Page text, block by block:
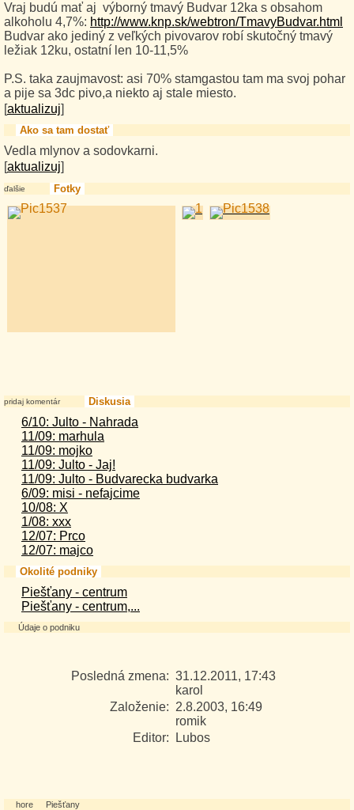
Vraj budú mať aj výborný tmavý Budvar 12ka s obsahom
alkoholu 4,7%: http://www.knp.sk/webtron/TmavyBudvar.html
Budvar ako jediný z veľkých pivovarov robí skutočný tmavý
ležiak 12ku, ostatní len 10-11,5%
P.S. taka zaujmavost: asi 70% stamgastou tam ma svoj pohar
a pije sa 3dc pivo,a niekto aj stale miesto.
[aktualizuj]
Ako sa tam dostať
Vedla mlynov a sodovkarni.
[aktualizuj]
ďalšie Fotky
pridaj komentár Diskusia
6/10: Julto - Nahrada
11/09: marhula
11/09: mojko
11/09: Julto - Jaj!
11/09: Julto - Budvarecka budvarka
6/09: misi - nefajcime
10/08: X
1/08: xxx
12/07: Prco
12/07: majco
Okolité podniky
Piešťany - centrum
Piešťany - centrum,...
Údaje o podniku
Posledná zmena: 31.12.2011, 17:43
karol
Založenie: 2.8.2003, 16:49
romik
Editor:
Lubos
hore Piešťany